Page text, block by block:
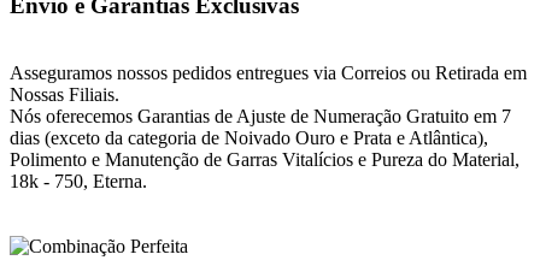
Asseguramos nossos pedidos entregues via Correios ou Retirada em
Nossas Filiais.
Nós oferecemos Garantias de Ajuste de Numeração Gratuito em 7
dias (exceto da categoria de Noivado Ouro e Prata e Atlântica),
Polimento e Manutenção de Garras Vitalícios e Pureza do Material,
18k - 750, Eterna.